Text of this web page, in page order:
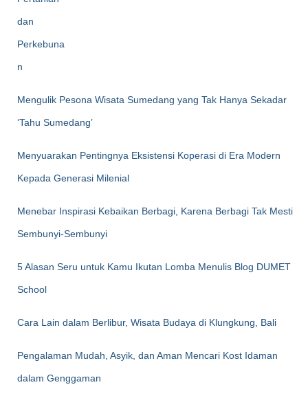
Mengulik Pesona Wisata Sumedang yang Tak Hanya Sekadar
‘Tahu Sumedang’
Menyuarakan Pentingnya Eksistensi Koperasi di Era Modern
Kepada Generasi Milenial
Menebar Inspirasi Kebaikan Berbagi, Karena Berbagi Tak Mesti
Sembunyi-Sembunyi
5 Alasan Seru untuk Kamu Ikutan Lomba Menulis Blog DUMET
School
Cara Lain dalam Berlibur, Wisata Budaya di Klungkung, Bali
Pengalaman Mudah, Asyik, dan Aman Mencari Kost Idaman
dalam Genggaman